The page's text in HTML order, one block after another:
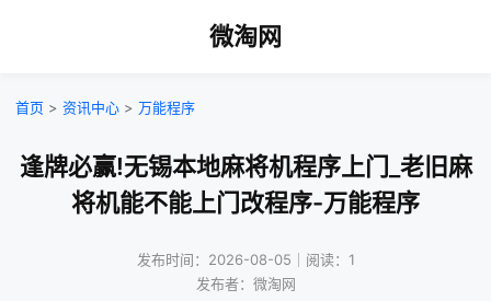
微淘网
首页 > 资讯中心 > 万能程序
逢牌必赢!无锡本地麻将机程序上门_老旧麻
将机能不能上门改程序-万能程序
发布时间：2026-08-05｜阅读：1
发布者：微淘网